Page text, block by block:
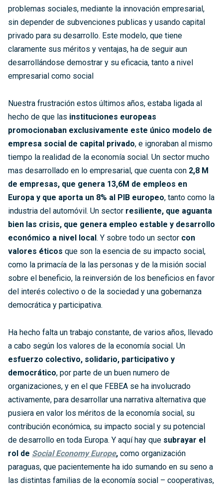
problemas sociales, mediante la innovación empresarial,
sin depender de subvenciones publicas y usando capital
privado para su desarrollo. Este modelo, que tiene
claramente sus méritos y ventajas, ha de seguir aun
desarrollándose demostrar y su eficacia, tanto a nivel
empresarial como social
Nuestra frustración estos últimos años, estaba ligada al
hecho de que las instituciones europeas
promocionaban exclusivamente este único modelo de
empresa social de capital privado, e ignoraban al mismo
tiempo la realidad de la economía social. Un sector mucho
mas desarrollado en lo empresarial, que cuenta con 2,8 M
de empresas, que genera 13,6M de empleos en
Europa y que aporta un 8% al PIB europeo, tanto como la
industria del automóvil. Un sector resiliente, que aguanta
bien las crisis, que genera empleo estable y desarrollo
económico a nivel local. Y sobre todo un sector con
valores éticos que son la esencia de su impacto social,
como la primacía de la las personas y de la misión social
sobre el beneficio, la reinversión de los beneficios en favor
del interés colectivo o de la sociedad y una gobernanza
democrática y participativa.
Ha hecho falta un trabajo constante, de varios años, llevado
a cabo según los valores de la economía social. Un
esfuerzo colectivo, solidario, participativo y
democrático, por parte de un buen numero de
organizaciones, y en el que FEBEA se ha involucrado
activamente, para desarrollar una narrativa alternativa que
pusiera en valor los méritos de la economía social, su
contribución económica, su impacto social y su potencial
de desarrollo en toda Europa. Y aquí hay que subrayar el
rol de Social Economy Europe, como organización
paraguas, que pacientemente ha ido sumando en su seno a
las distintas familias de la economía social – cooperativas,